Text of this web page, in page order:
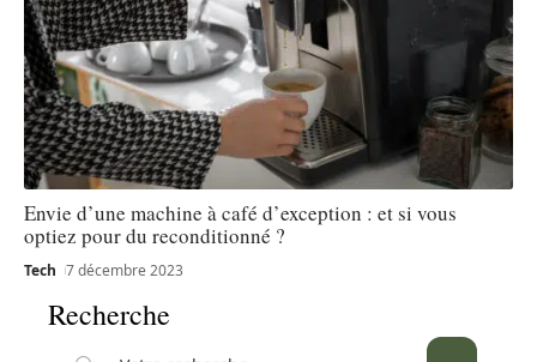
Envie d’une machine à café d’exception : et si vous
optiez pour du reconditionné ?
Tech 7 décembre 2023
Recherche